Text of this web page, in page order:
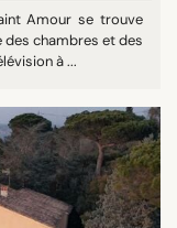
Amour se trouve
chambres et des
à ...